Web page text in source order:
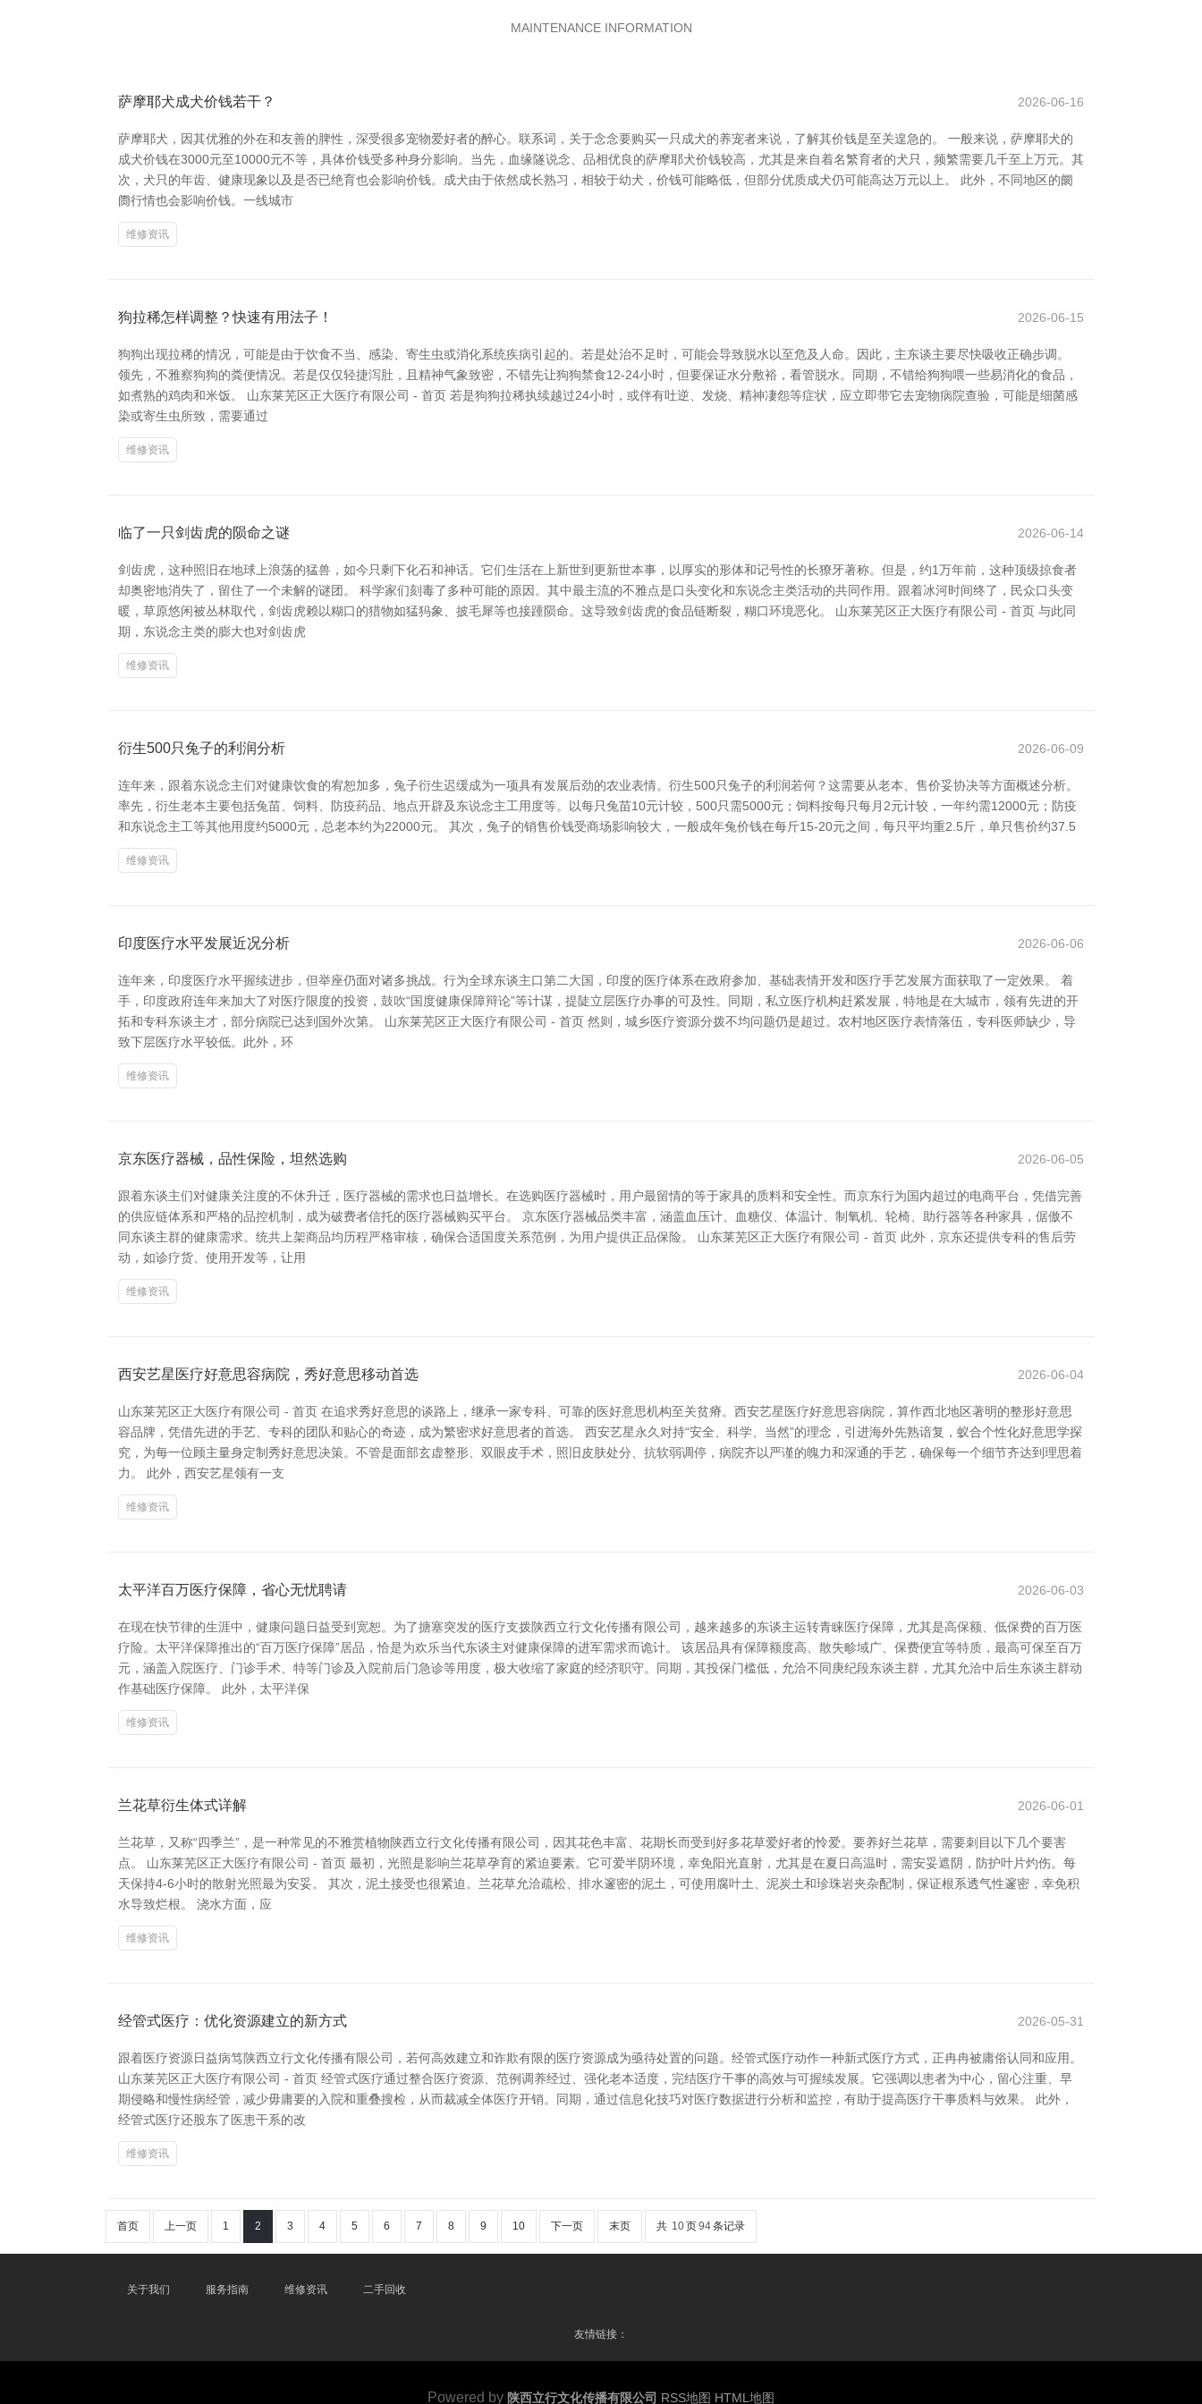
MAINTENANCE INFORMATION
萨摩耶犬成犬价钱若干？ 2026-06-16
萨摩耶犬，因其优雅的外在和友善的脾性，深受很多宠物爱好者的醉心。联系词，关于念念要购买一只成犬的养宠者来说，了解其价钱是至关遑急的。 一般来说，萨摩耶犬的
成犬价钱在3000元至10000元不等，具体价钱受多种身分影响。当先，血缘隧说念、品相优良的萨摩耶犬价钱较高，尤其是来自着名繁育者的犬只，频繁需要几千至上万元。其
次，犬只的年齿、健康现象以及是否已绝育也会影响价钱。成犬由于依然成长熟习，相较于幼犬，价钱可能略低，但部分优质成犬仍可能高达万元以上。 此外，不同地区的阛
阓行情也会影响价钱。一线城市
维修资讯
狗拉稀怎样调整？快速有用法子！ 2026-06-15
狗狗出现拉稀的情况，可能是由于饮食不当、感染、寄生虫或消化系统疾病引起的。若是处治不足时，可能会导致脱水以至危及人命。因此，主东谈主要尽快吸收正确步调。
领先，不雅察狗狗的粪便情况。若是仅仅轻捷泻肚，且精神气象致密，不错先让狗狗禁食12-24小时，但要保证水分敷裕，看管脱水。同期，不错给狗狗喂一些易消化的食品，
如煮熟的鸡肉和米饭。 山东莱芜区正大医疗有限公司 - 首页 若是狗狗拉稀执续越过24小时，或伴有吐逆、发烧、精神凄怨等症状，应立即带它去宠物病院查验，可能是细菌感
染或寄生虫所致，需要通过
维修资讯
临了一只剑齿虎的陨命之谜 2026-06-14
剑齿虎，这种照旧在地球上浪荡的猛兽，如今只剩下化石和神话。它们生活在上新世到更新世本事，以厚实的形体和记号性的长獠牙著称。但是，约1万年前，这种顶级掠食者
却奥密地消失了，留住了一个未解的谜团。 科学家们刻毒了多种可能的原因。其中最主流的不雅点是口头变化和东说念主类活动的共同作用。跟着冰河时间终了，民众口头变
暖，草原悠闲被丛林取代，剑齿虎赖以糊口的猎物如猛犸象、披毛犀等也接踵陨命。这导致剑齿虎的食品链断裂，糊口环境恶化。 山东莱芜区正大医疗有限公司 - 首页 与此同
期，东说念主类的膨大也对剑齿虎
维修资讯
衍生500只兔子的利润分析 2026-06-09
连年来，跟着东说念主们对健康饮食的宥恕加多，兔子衍生迟缓成为一项具有发展后劲的农业表情。衍生500只兔子的利润若何？这需要从老本、售价妥协决等方面概述分析。
率先，衍生老本主要包括兔苗、饲料、防疫药品、地点开辟及东说念主工用度等。以每只兔苗10元计较，500只需5000元；饲料按每只每月2元计较，一年约需12000元；防疫
和东说念主工等其他用度约5000元，总老本约为22000元。 其次，兔子的销售价钱受商场影响较大，一般成年兔价钱在每斤15-20元之间，每只平均重2.5斤，单只售价约37.5
维修资讯
印度医疗水平发展近况分析 2026-06-06
连年来，印度医疗水平握续进步，但举座仍面对诸多挑战。行为全球东谈主口第二大国，印度的医疗体系在政府参加、基础表情开发和医疗手艺发展方面获取了一定效果。 着
手，印度政府连年来加大了对医疗限度的投资，鼓吹“国度健康保障辩论”等计谋，提陡立层医疗办事的可及性。同期，私立医疗机构赶紧发展，特地是在大城市，领有先进的开
拓和专科东谈主才，部分病院已达到国外次第。 山东莱芜区正大医疗有限公司 - 首页 然则，城乡医疗资源分拨不均问题仍是超过。农村地区医疗表情落伍，专科医师缺少，导
致下层医疗水平较低。此外，环
维修资讯
京东医疗器械，品性保险，坦然选购 2026-06-05
跟着东谈主们对健康关注度的不休升迁，医疗器械的需求也日益增长。在选购医疗器械时，用户最留情的等于家具的质料和安全性。而京东行为国内超过的电商平台，凭借完善
的供应链体系和严格的品控机制，成为破费者信托的医疗器械购买平台。 京东医疗器械品类丰富，涵盖血压计、血糖仪、体温计、制氧机、轮椅、助行器等各种家具，倨傲不
同东谈主群的健康需求。统共上架商品均历程严格审核，确保合适国度关系范例，为用户提供正品保险。 山东莱芜区正大医疗有限公司 - 首页 此外，京东还提供专科的售后劳
动，如诊疗货、使用开发等，让用
维修资讯
西安艺星医疗好意思容病院，秀好意思移动首选 2026-06-04
山东莱芜区正大医疗有限公司 - 首页 在追求秀好意思的谈路上，继承一家专科、可靠的医好意思机构至关贫瘠。西安艺星医疗好意思容病院，算作西北地区著明的整形好意思
容品牌，凭借先进的手艺、专科的团队和贴心的奇迹，成为繁密求好意思者的首选。 西安艺星永久对持“安全、科学、当然”的理念，引进海外先熟谙复，蚁合个性化好意思学探
究，为每一位顾主量身定制秀好意思决策。不管是面部玄虚整形、双眼皮手术，照旧皮肤处分、抗软弱调停，病院齐以严谨的魄力和深通的手艺，确保每一个细节齐达到理思着
力。 此外，西安艺星领有一支
维修资讯
太平洋百万医疗保障，省心无忧聘请 2026-06-03
在现在快节律的生涯中，健康问题日益受到宽恕。为了搪塞突发的医疗支拨陕西立行文化传播有限公司，越来越多的东谈主运转青睐医疗保障，尤其是高保额、低保费的百万医
疗险。太平洋保障推出的“百万医疗保障”居品，恰是为欢乐当代东谈主对健康保障的进军需求而诡计。 该居品具有保障额度高、散失畛域广、保费便宜等特质，最高可保至百万
元，涵盖入院医疗、门诊手术、特等门诊及入院前后门急诊等用度，极大收缩了家庭的经济职守。同期，其投保门槛低，允洽不同庚纪段东谈主群，尤其允洽中后生东谈主群动
作基础医疗保障。 此外，太平洋保
维修资讯
兰花草衍生体式详解 2026-06-01
兰花草，又称“四季兰”，是一种常见的不雅赏植物陕西立行文化传播有限公司，因其花色丰富、花期长而受到好多花草爱好者的怜爱。要养好兰花草，需要刺目以下几个要害
点。 山东莱芜区正大医疗有限公司 - 首页 最初，光照是影响兰花草孕育的紧迫要素。它可爱半阴环境，幸免阳光直射，尤其是在夏日高温时，需安妥遮阴，防护叶片灼伤。每
天保持4-6小时的散射光照最为安妥。 其次，泥土接受也很紧迫。兰花草允洽疏松、排水邃密的泥土，可使用腐叶土、泥炭土和珍珠岩夹杂配制，保证根系透气性邃密，幸免积
水导致烂根。 浇水方面，应
维修资讯
经管式医疗：优化资源建立的新方式 2026-05-31
跟着医疗资源日益病笃陕西立行文化传播有限公司，若何高效建立和诈欺有限的医疗资源成为亟待处置的问题。经管式医疗动作一种新式医疗方式，正冉冉被庸俗认同和应用。
山东莱芜区正大医疗有限公司 - 首页 经管式医疗通过整合医疗资源、范例调养经过、强化老本适度，完结医疗干事的高效与可握续发展。它强调以患者为中心，留心注重、早
期侵略和慢性病经管，减少毋庸要的入院和重叠搜检，从而裁减全体医疗开销。同期，通过信息化技巧对医疗数据进行分析和监控，有助于提高医疗干事质料与效果。 此外，
经管式医疗还股东了医患干系的改
维修资讯
首页 上一页 1 2 3 4 5 6 7 8 9 10 下一页 末页 共 10页94条记录
关于我们 服务指南 维修资讯 二手回收
友情链接：
Powered by 陕西立行文化传播有限公司 RSS地图 HTML地图